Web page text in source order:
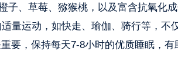
子、草莓、猕猴桃，以及富含抗氧化
量运动，如快走、瑜伽、骑行等，不
要，保持每天7-8小时的优质睡眠，有